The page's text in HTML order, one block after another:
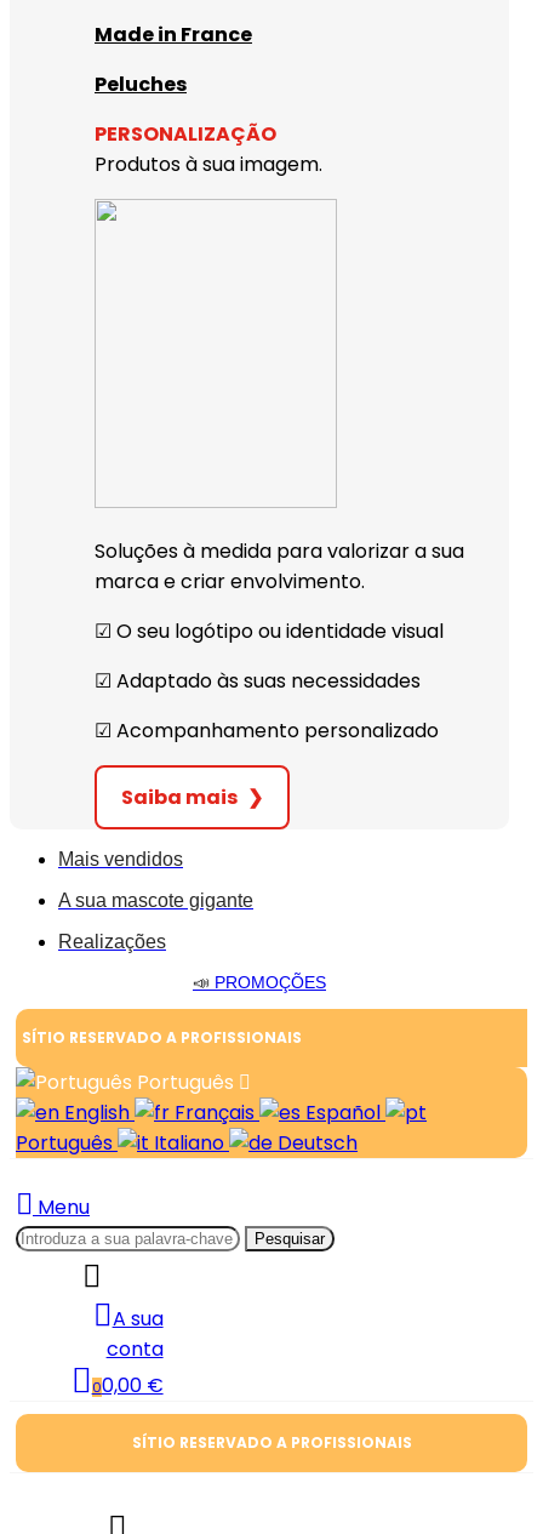
Made in France
Peluches
PERSONALIZAÇÃO
Produtos à sua imagem.
Soluções à medida para valorizar a sua
marca e criar envolvimento.
☑︎ O seu logótipo ou identidade visual
☑︎ Adaptado às suas necessidades
☑︎ Acompanhamento personalizado
Saiba mais ❯
Mais vendidos
A sua mascote gigante
Realizações
📣 PROMOÇÕES
SÍTIO RESERVADO A PROFISSIONAIS
Português
English
Français
Español
Português
Italiano Deutsch
Menu
Pesquisar
A sua
conta
00,00 €
SÍTIO RESERVADO A PROFISSIONAIS